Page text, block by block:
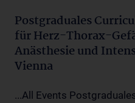
Postgraduales
für Herz-Thorax-
Anästhesie und
Vienna
...All Events